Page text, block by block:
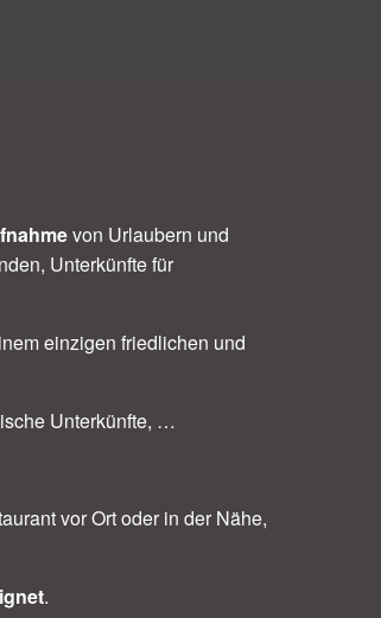
von Urlaubern und
Unterkünfte für
einzigen friedlichen und
Unterkünfte, …
vor Ort oder in der Nähe,
.